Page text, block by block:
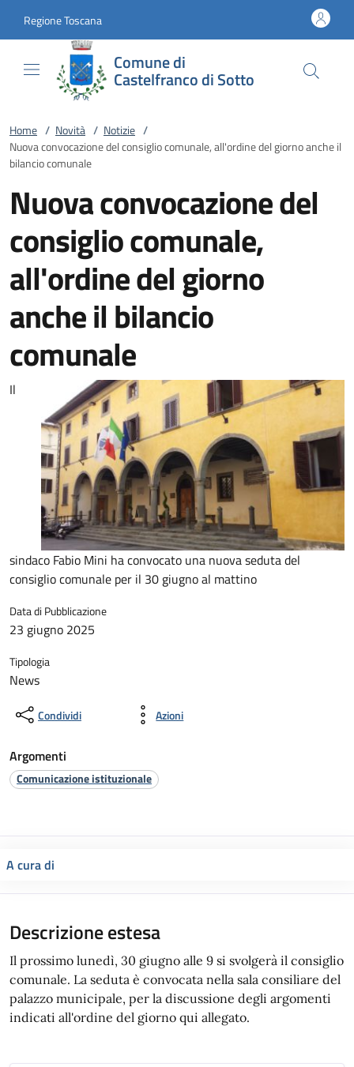
Regione Toscana
Comune di
Castelfranco di Sotto
Home / Novità / Notizie /
Nuova convocazione del consiglio comunale, all'ordine del giorno anche il
bilancio comunale
Nuova convocazione del
consiglio comunale,
all'ordine del giorno
anche il bilancio
comunale
Il
sindaco Fabio Mini ha convocato una nuova seduta del
consiglio comunale per il 30 giugno al mattino
Data di Pubblicazione
23 giugno 2025
Tipologia
News
Condividi Azioni
Argomenti
Comunicazione istituzionale
A cura di
Descrizione estesa
Il prossimo lunedì, 30 giugno alle 9 si svolgerà il consiglio
comunale. La seduta è convocata nella sala consiliare del
palazzo municipale, per la discussione degli argomenti
indicati all'ordine del giorno qui allegato.